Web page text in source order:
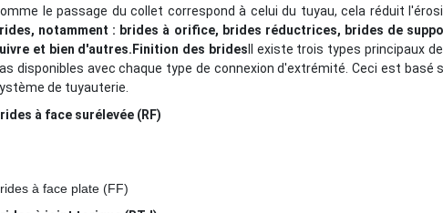
le passage du collet correspond à celui du tuyau, cela réduit
notamment : brides à orifice, brides réductrices, brides de
et bien d'autres. Finition des brides Il existe trois types principaux
disponibles avec chaque type de connexion d'extrémité. Ceci est basé
de tuyauterie.
à face surélevée (RF)
à face plate (FF)